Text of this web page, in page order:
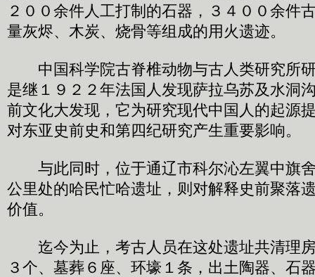
２００余件人工打制的石器，３４００余件
量灰烬、木炭、烧骨等组成的用火遗迹。
中国科学院古脊椎动物与古人类研究所
是继１９２２年法国人发现萨拉乌苏及水洞
前文化大发现，它为研究现代中国人的起源
对东亚史前史和第四纪研究产生重要影响。
与此同时，位于通辽市科尔沁左翼中旗
公里处的哈民忙哈遗址，则对解释史前聚落
价值。
迄今为止，考古人员在这处遗址共清理
３个、墓葬６座、环壕１条，出土陶器、石